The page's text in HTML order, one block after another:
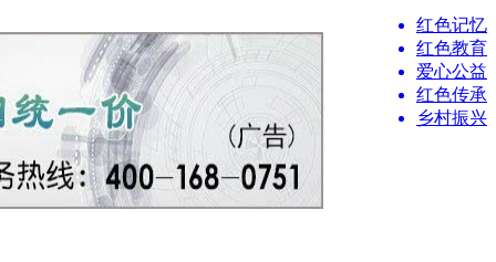
红色记忆
红色教育
爱心公益
红色传承
乡村振兴